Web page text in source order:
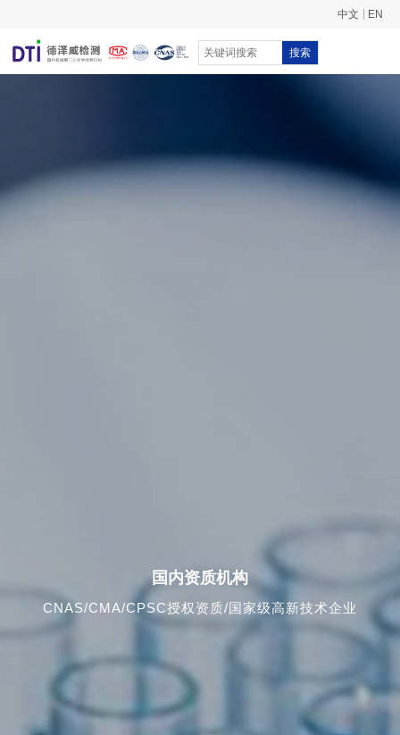
中文 EN
搜索
国内资质机构
CNAS/CMA/CPSC授权资质/国家级高新技术企业